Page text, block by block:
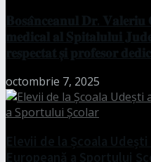
octombrie 7, 2025